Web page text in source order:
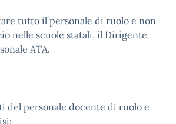
tutto il personale di ruolo e non
nelle scuole statali, il Dirigente
ATA.
del personale docente di ruolo e